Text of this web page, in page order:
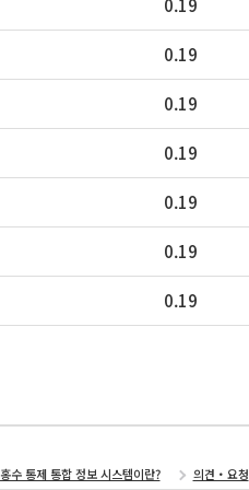
0.19
0.19
0.19
0.19
0.19
0.19
0.19
홍수 통제 통합 정보 시스템이란? 의견・요청